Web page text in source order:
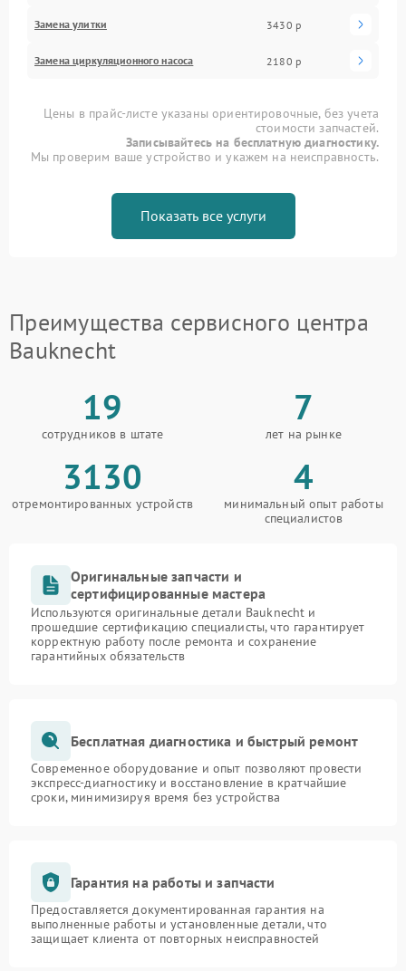
Замена улитки 3430 р
Замена циркуляционного насоса 2180 р
Цены в прайс-листе указаны ориентировочные, без учета
стоимости запчастей.
Записывайтесь на бесплатную диагностику.
Мы проверим ваше устройство и укажем на неисправность.
Показать все услуги
Преимущества сервисного центра
Bauknecht
19
сотрудников в штате
7
лет на рынке
3130
отремонтированных устройств
4
минимальный опыт работы
специалистов
Оригинальные запчасти и
сертифицированные мастера
Используются оригинальные детали Bauknecht и
прошедшие сертификацию специалисты, что гарантирует
корректную работу после ремонта и сохранение
гарантийных обязательств
Бесплатная диагностика и быстрый ремонт
Современное оборудование и опыт позволяют провести
экспресс-диагностику и восстановление в кратчайшие
сроки, минимизируя время без устройства
Гарантия на работы и запчасти
Предоставляется документированная гарантия на
выполненные работы и установленные детали, что
защищает клиента от повторных неисправностей